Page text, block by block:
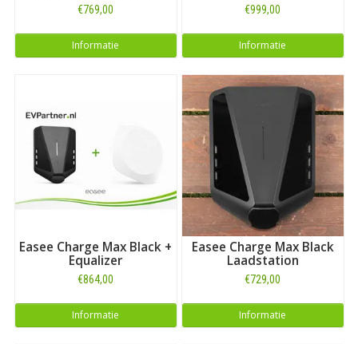
€769,00
Informatie
€999,00
Informatie
Easee Charge Max Black +
Equalizer
€864,00
Informatie
Easee Charge Max Black
Laadstation
€729,00
Informatie